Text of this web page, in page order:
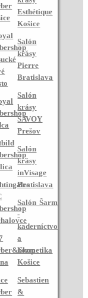
Esthétique
Košice
Salón
krásy
Pierre
Bratislava
Salón
krásy
SAVOY
Prešov
Salón
krásy
inVisage
Bratislava
Salón Šarm
-
kaderníctvo
a
kozmetika
Košice
Sebastien
&